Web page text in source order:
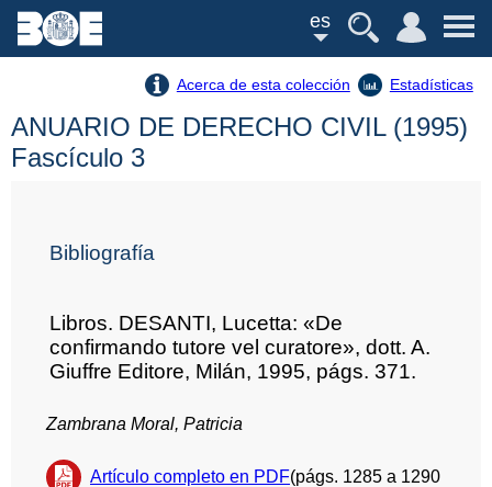
es
Acerca de esta colección Estadísticas
ANUARIO DE DERECHO CIVIL (1995)
Fascículo 3
Bibliografía
Libros. DESANTI, Lucetta: «De
confirmando tutore vel curatore», dott. A.
Giuffre Editore, Milán, 1995, págs. 371.
Zambrana Moral, Patricia
Artículo completo en PDF(págs. 1285 a 1290